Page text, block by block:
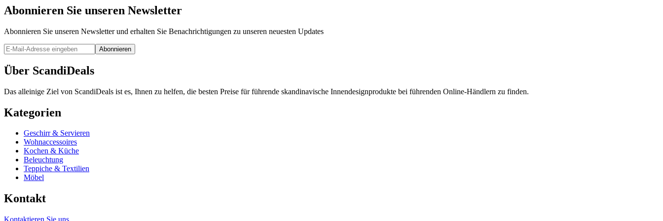
Abonnieren Sie unseren Newsletter
Abonnieren Sie unseren Newsletter und erhalten Sie Benachrichtigungen zu unseren neuesten Updates
Abonnieren
Über ScandiDeals
Das alleinige Ziel von ScandiDeals ist es, Ihnen zu helfen, die besten Preise für führende skandinavische Innendesignprodukte bei führenden Online-Händlern zu finden.
Kategorien
Geschirr & Servieren
Wohnaccessoires
Kochen & Küche
Beleuchtung
Teppiche & Textilien
Möbel
Kontakt